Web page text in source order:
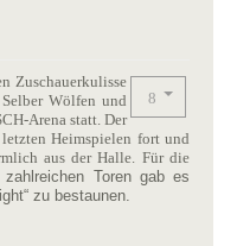
Zuschauerkulisse
Wölfen und
Arena statt. Der
Heimspielen fort und
aus der Halle. Für die
zahlreichen Toren gab es
zu bestaunen.